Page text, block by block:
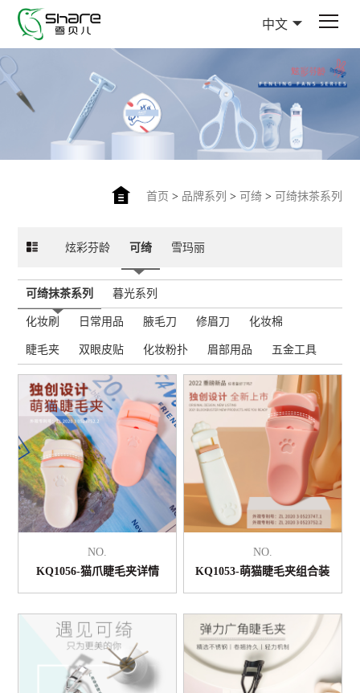
中文
首页 > 品牌系列 > 可绮> 可绮抹茶系列
炫彩芬龄 可绮 雪玛丽
可绮抹茶系列 暮光系列
化妆刷 日常用品 腋毛刀 修眉刀 化妆棉
睫毛夹 双眼皮贴 化妆粉扑 眉部用品 五金工具
NO.
KQ1056-猫爪睫毛夹详情
NO.
KQ1053-萌猫睫毛夹组合装